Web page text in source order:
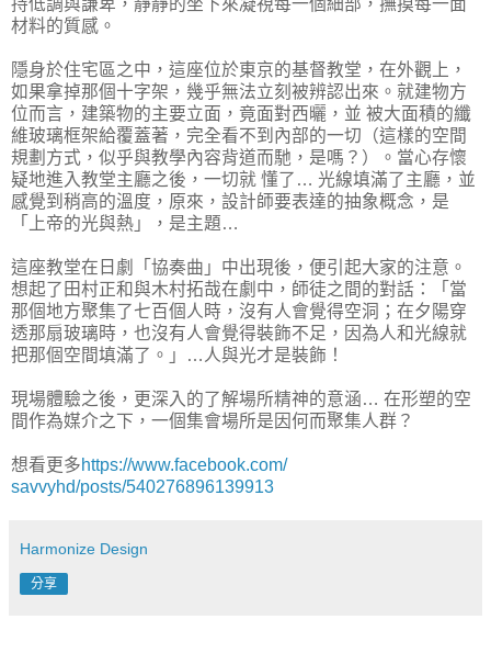
材料的質感。
隱身於住宅區之中，這座位於東京的基督教堂，在外觀上，
如果拿掉那個十字架，幾乎無法立刻被辨認出來。就建物方
位而言，建築物的主要立面，竟面對西曬，並 被大面積的纖
維玻璃框架給覆蓋著，完全看不到內部的一切（這樣的空間
規劃方式，似乎與教學內容背道而馳，是嗎？）。當心存懷
疑地進入教堂主廳之後，一切就 懂了… 光線填滿了主廳，並
感覺到稍高的溫度，原來，設計師要表達的抽象概念，是
「上帝的光與熱」，是主題…
這座教堂在日劇「協奏曲」中出現後，便引起大家的注意。
想起了田村正和與木村拓哉在劇中，師徒之間的對話：「當
那個地方聚集了七百個人時，沒有人會覺得空洞；在夕陽穿
透那扇玻璃時，也沒有人會覺得裝飾不足，因為人和光線就
把那個空間填滿了。」…人與光才是裝飾！
現場體驗之後，更深入的了解場所精神的意涵… 在形塑的空
間作為媒介之下，一個集會場所是因何而聚集人群？
想看更多https://www.facebook.com/
savvyhd/posts/540276896139913
Harmonize Design
分享